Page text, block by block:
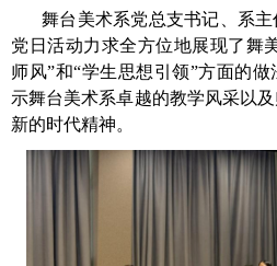
舞台美术系党总支书记、系
党日活动力求全方位地展现了舞
师风”和“学生思想引领”方面的
示舞台美术系卓越的教学风采以
新的时代精神。